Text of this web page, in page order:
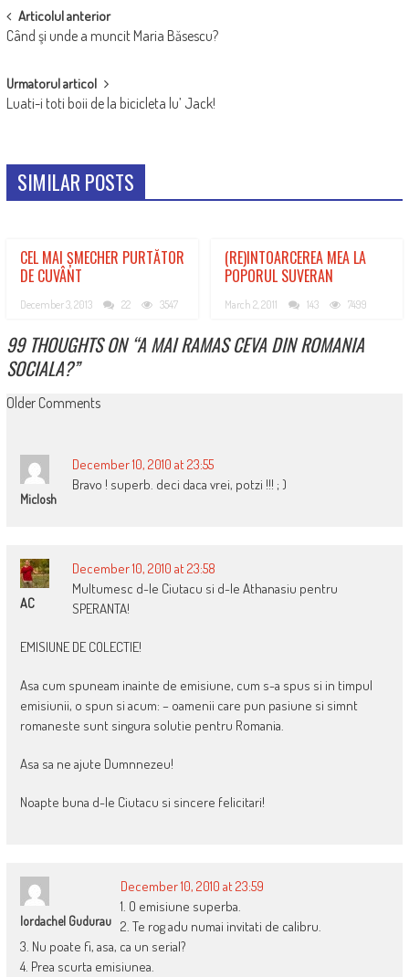
POST
NAVIGATION
Articolul anterior
Când şi unde a muncit Maria Băsescu?
Urmatorul articol
Luati-i toti boii de la bicicleta lu’ Jack!
SIMILAR POSTS
CEL MAI ȘMECHER PURTĂTOR
DE CUVÂNT
December 3, 2013 22 3547
(RE)INTOARCEREA MEA LA
POPORUL SUVERAN
March 2, 2011 143 7499
99 THOUGHTS ON “A MAI RAMAS CEVA DIN ROMANIA
SOCIALA?”
COMMENT
Older Comments
Miclosh
December 10, 2010 at 23:55
Bravo ! superb. deci daca vrei, potzi !!! ; )
AC
December 10, 2010 at 23:58
Multumesc d-le Ciutacu si d-le Athanasiu pentru
SPERANTA!
EMISIUNE DE COLECTIE!
Asa cum spuneam inainte de emisiune, cum s-a spus si in timpul
emisiunii, o spun si acum: – oamenii care pun pasiune si simnt
romaneste sunt singura solutie pentru Romania.
Asa sa ne ajute Dumnnezeu!
Noapte buna d-le Ciutacu si sincere felicitari!
Iordachel Gudurau
December 10, 2010 at 23:59
1. O emisiune superba.
2. Te rog adu numai invitati de calibru.
3. Nu poate fi, asa, ca un serial?
4. Prea scurta emisiunea.